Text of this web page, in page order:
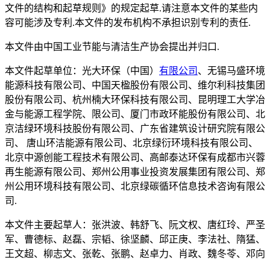
文件的结构和起草规则》的规定起草.请注意本文件的某些内
容可能涉及专利.本文件的发布机构不承担识别专利的责任.
本文件由中国工业节能与清洁生产协会提出并归口.
本文件起草单位：光大环保（中国） 有限公司 、无锡马盛环境
能源科技有限公司、中国天楹股份有限公司、维尔利科技集团
股份有限公司、杭州楠大环保科技有限公司、昆明理工大学冶
金与能源工程学院、限公司、厦门市政环能股份有限公司、北
京洁绿环境科技股份有限公司、广东省建筑设计研究院有限公
司、 唐山环洁能源有限公司、北京绿衍环境科技有限公司、
北京中源创能工程技术有限公司、高邮泰达环保有成都市兴蓉
再生能源有限公司、郑州公用事业投资发展集团有限公司、郑
州公用环境科技有限公司、北京绿碳循环信息技术咨询有限公
司.
本文件主要起草人：张洪波、韩舒飞、阮文权、唐红玲、严圣
军、曹德标、赵磊、宗韬、徐坚麟、邱正庚、李法社、隋猛、
王文超、柳志文、张乾、张鹏、赵卓力、肖政、魏冬苓、邓向